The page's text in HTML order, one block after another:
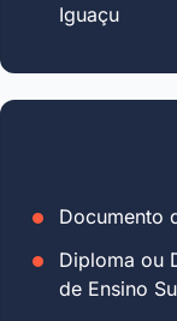
Iguaçu
Documento
Diploma ou
de Ensino